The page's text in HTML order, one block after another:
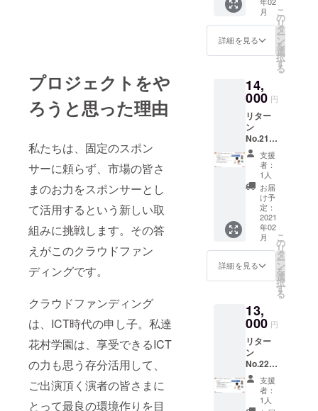
プロジェクトをや
ろうと思った理由
私たちは、固定のスポン
サーに頼らず、市場の皆さ
まのお力をスポンサーとし
て活用するという新しい取
組みに挑戦します。その答
えがこのクラウドファン
ディングです。
クラウドファンディング
は、ICT時代の申し子。私達
花村学園は、享受できるICT
の力も思う存分活用して、
ご出演頂く演者の皆さまに
とって最良の環境作りを目
12/26（
土）の
公演の
み配信
迫力あ
るス
テージ
映像
を、存
分にお
楽しみ
頂けま
す。マ
ルチカ
メラの
迫力映
像をお
楽しみ
ンライ
ンチ
いて
は、12
改めて
詳細を
ご案内
いたし
ます。
■ご注意
18,000
jpy 送
料別
（着払
いとな
りま
リター
ン内容
・12月
公演
自由席
チケッ
ト ・チ
ケット
は電子
チケッ
トでの
お届け
となり
ます ・
12月に
事務局
から
す ・備
考欄に
推し
キャス
トをご
記入下
さい
推し
キャス
月
詳細を見る
こ
の
リ
タ
ー
ン
を
選
択
す
る
14,
000 円
リター
ン
No.21
『【チ
ケット
お持ち
の
方】
花村学
園 応
援 全
部入り
コー
ス』 ■
料金：
14,000
料別
（着払
いとな
りま
す） ■
リター
ン内容
・キャ
スト別
支援
者：
1人
お届
け予
定：
2021
年02
月
詳細を見る
こ
の
リ
タ
ー
ン
を
選
択
す
る
13,
000 円
リター
ン
No.22
『遠隔
からの
応援
支援
者：
1人